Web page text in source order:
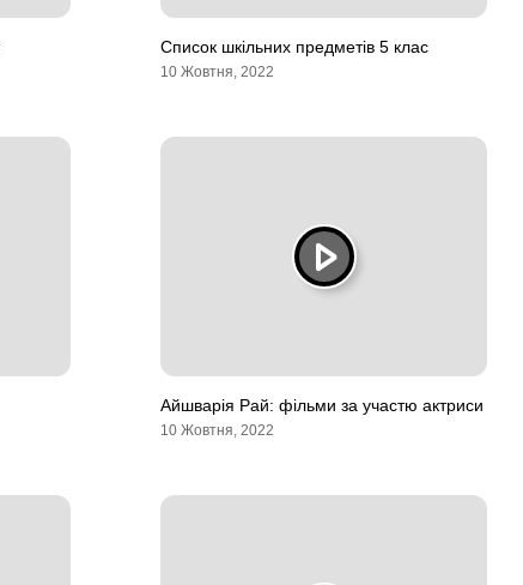
Список шкільних предметів 5 клас
10 Жовтня, 2022
Айшварія Рай: фільми за участю актриси
10 Жовтня, 2022